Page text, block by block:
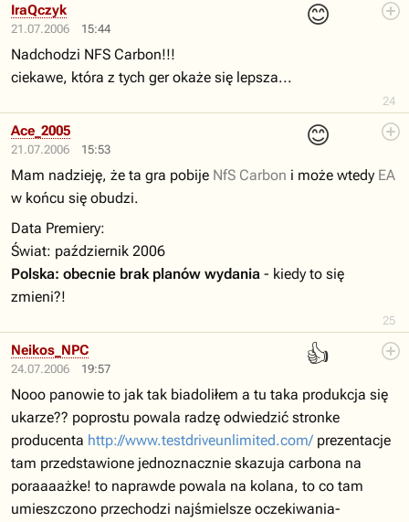
21.07.2006 15:44
😊
24
IraQczyk
Nadchodzi NFS Carbon!!!
ciekawe, która z tych ger okaże się lepsza...
21.07.2006 15:53
😊
25
Ace_2005
Mam nadzieję, że ta gra pobije NfS Carbon i może wtedy EA
w końcu się obudzi.
Data Premiery:
Świat: październik 2006
Polska: obecnie brak planów wydania - kiedy to się
zmieni?!
24.07.2006 19:57
👍
Neikos_NPC
Nooo panowie to jak tak biadoliłem a tu taka produkcja się
ukarze?? poprostu powala radzę odwiedzić stronke
producenta http://www.testdriveunlimited.com/ prezentacje
tam przedstawione jednoznacznie skazuja carbona na
poraaaażke! to naprawde powala na kolana, to co tam
umieszczono przechodzi najśmielsze oczekiwania-